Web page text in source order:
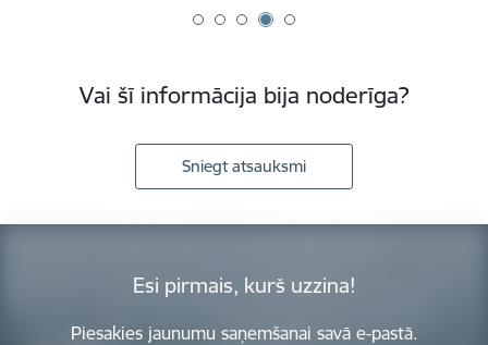
Vai šī informācija bija noderīga?
Sniegt atsauksmi
Esi pirmais, kurš uzzina!
Piesakies jaunumu saņemšanai savā e-pastā.